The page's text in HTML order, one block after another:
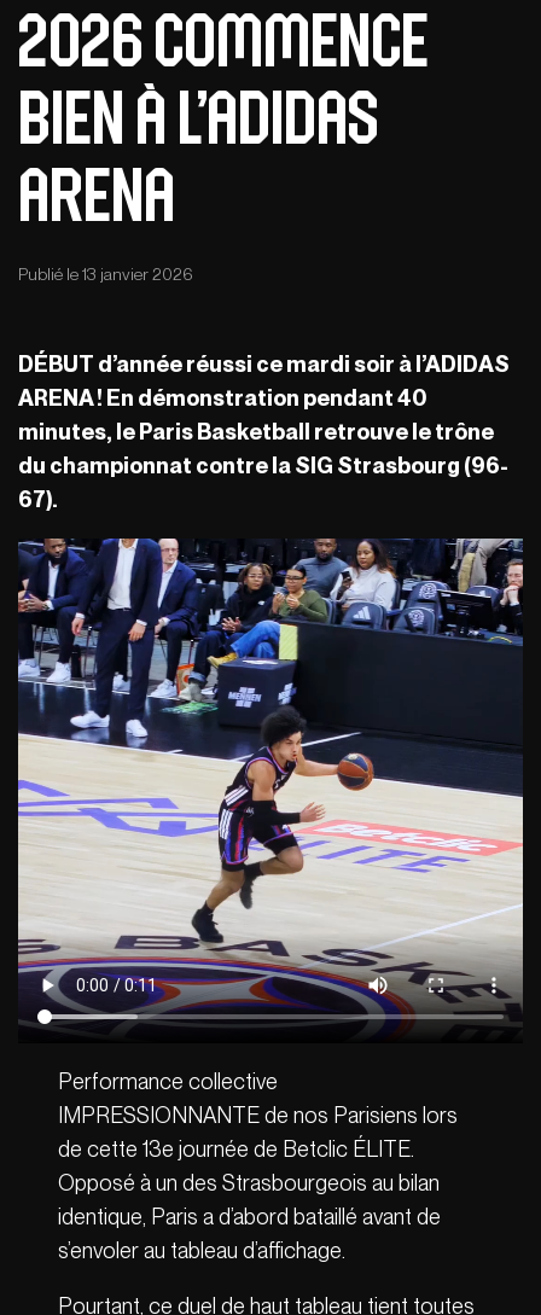
2026 commence
bien à l’adidas
arena
Publié le 13 janvier 2026
DÉBUT d’année réussi ce mardi soir à l’ADIDAS
ARENA ! En démonstration pendant 40
minutes, le Paris Basketball retrouve le trône
du championnat contre la SIG Strasbourg (96-
67).
Performance collective
IMPRESSIONNANTE de nos Parisiens lors
de cette 13e journée de Betclic ÉLITE.
Opposé à un des Strasbourgeois au bilan
identique, Paris a d’abord bataillé avant de
s’envoler au tableau d’affichage.
Pourtant, ce duel de haut tableau tient toutes